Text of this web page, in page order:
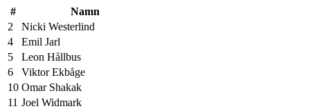
#
Namn
2
Nicki Westerlind
4
Emil Jarl
5
Leon Hållbus
6
Viktor Ekbåge
10 Omar Shakak
11 Joel Widmark